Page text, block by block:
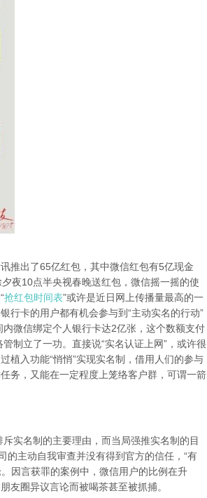
出了65亿红包，其中微信红包有5亿现金
夜10点半央视春晚送红包，微信摇一摇的使
抢红包时间表”或许是近日网上传播量最高的一
行卡的用户都有机会参与到“主动实名的行动”
微信绑定个人银行卡达2亿张，这个数额支付
制立了一功。直接说“实名认证上网”，或许很
植入功能“悄悄”实现实名制，借用人们的参与
务，又能在一定程度上笼络客户群，可谓一箭
名制的主要理由，而当局强推实名制的目
的主动自我审查并没有得到官方的信任，“有
因言获罪的案例中，微信用户的比例在升
友圈异议言论而被喝茶甚至被抓捕。